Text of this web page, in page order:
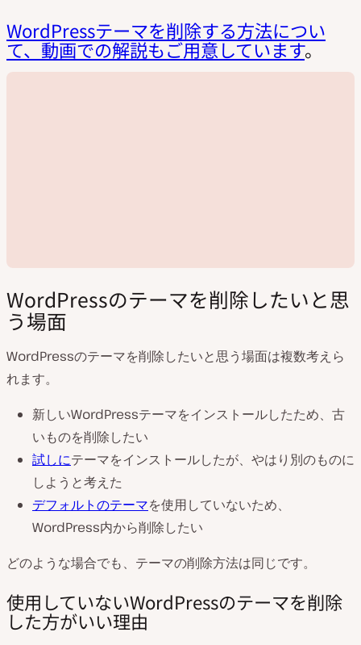
WordPressテーマを削除する方法につい
て、動画での解説もご用意しています。
再
WordPressのテーマを削除したいと思
う場面
WordPressのテーマを削除したいと思う場面は複数考えら
れます。
新しいWordPressテーマをインストールしたため、古
いものを削除したい
試しにテーマをインストールしたが、やはり別のものに
しようと考えた
デフォルトのテーマを使用していないため、
WordPress内から削除したい
どのような場合でも、テーマの削除方法は同じです。
使用していないWordPressのテーマを削除
した方がいい理由